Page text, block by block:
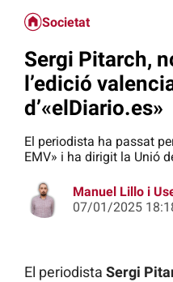
Societat
Sergi Pitarch,
l’edició
d’«elDiario.es»
El periodista ha passat
EMV» i ha dirigit la Unió
Manuel Lillo i
07/01/2025
El periodista Sergi